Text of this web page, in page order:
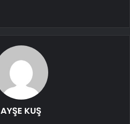
AYŞE KUŞ